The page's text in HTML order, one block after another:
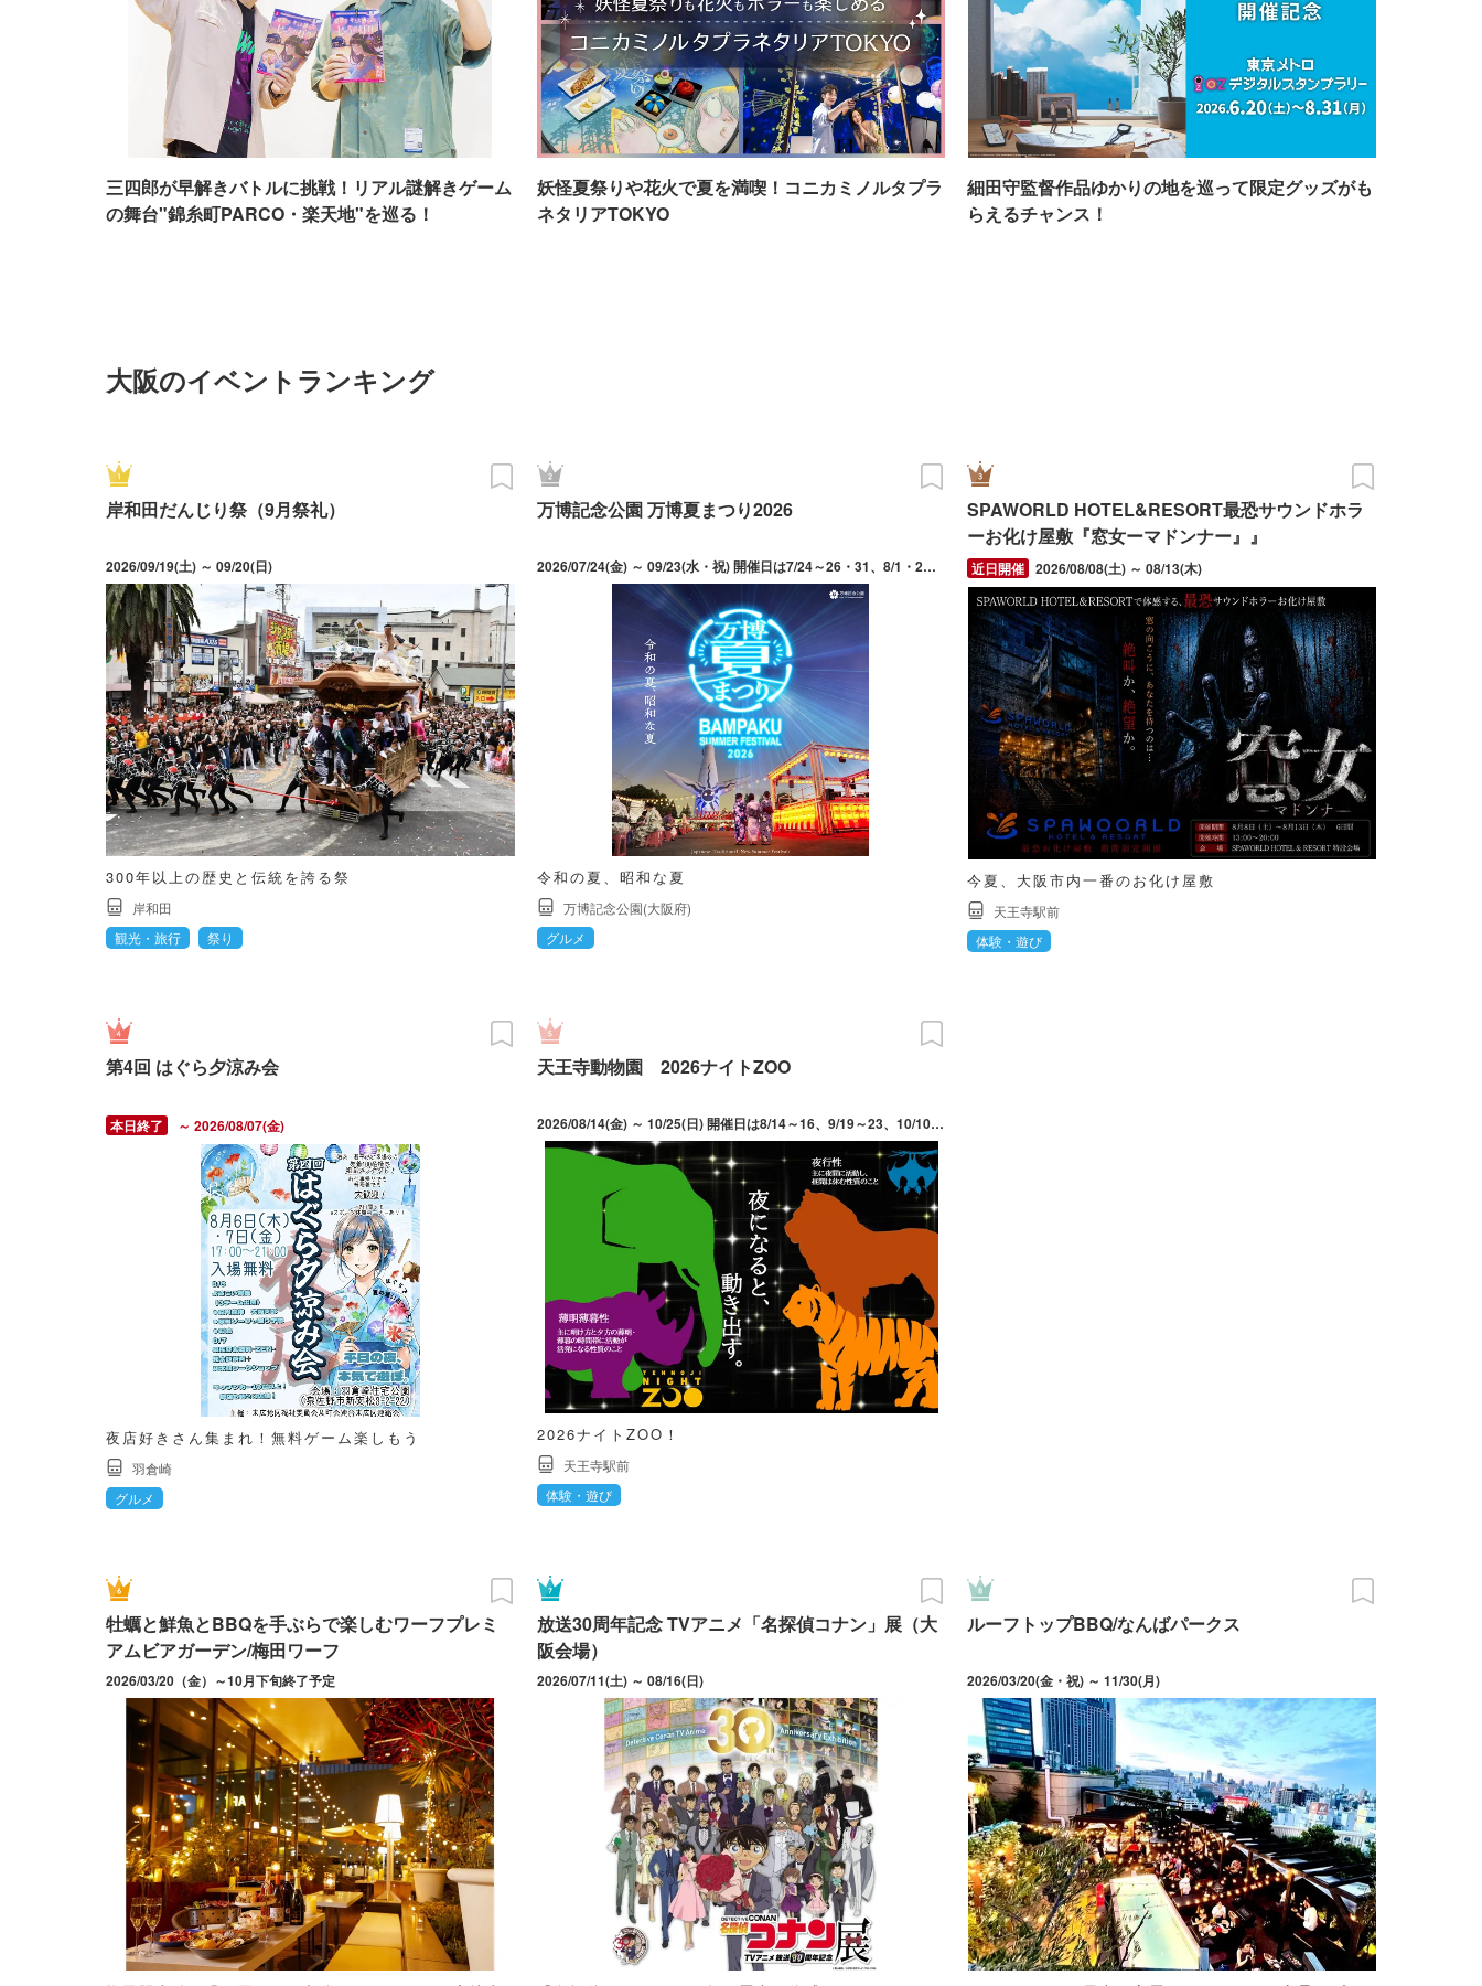
三四郎が早解きバトルに挑戦！リアル謎解きゲーム
の舞台"錦糸町PARCO・楽天地"を巡る！
妖怪夏祭りや花火で夏を満喫！コニカミノルタプラ
ネタリアTOKYO
細田守監督作品ゆかりの地を巡って限定グッズがも
らえるチャンス！
大阪のイベントランキング
岸和田だんじり祭（9月祭礼）
2026/09/19(土) ～ 09/20(日)
300年以上の歴史と伝統を誇る祭
岸和田
観光・旅行
祭り
万博記念公園 万博夏まつり2026
2026/07/24(金) ～ 09/23(水・祝) 開催日は7/24～26・31、8/1・2・7～10・21～23・28～30、9/4～6・11～13・19～23。最終入園21:30（中央口、日本庭園前ゲートのみ）。東口、西口ゲートからの入園は16:30まで。9/13のお祭り広場は「万博夜市 with ビアガーデン」の開催はなし（ライトアップや花火広場は楽しめる）。
令和の夏、昭和な夏
万博記念公園(大阪府)
グルメ
SPAWORLD HOTEL&RESORT最恐サウンドホラ
ーお化け屋敷『窓女ーマドンナー』』
2026/08/08(土) ～ 08/13(木)
今夏、大阪市内一番のお化け屋敷
天王寺駅前
体験・遊び
第4回 はぐら夕涼み会
～ 2026/08/07(金)
夜店好きさん集まれ！無料ゲーム楽しもう
羽倉崎
グルメ
天王寺動物園 2026ナイトZOO
2026/08/14(金) ～ 10/25(日) 開催日は8/14～16、9/19～23、10/10・11・17・18・23・25。最終入園19時30分。※17時頃からライトアップを行うため、ナイトZOOの雰囲気を味わえる。動物の体調管理等の都合上、開催日によって観覧時間が異なる施設あり。開催内容は天候や動物の体調等により変更、中止となる場合あり。
2026ナイトZOO！
天王寺駅前
体験・遊び
牡蠣と鮮魚とBBQを手ぶらで楽しむワーフプレミ
アムビアガーデン/梅田ワーフ
2026/03/20（金）～10月下旬終了予定
放送30周年記念 TVアニメ「名探偵コナン」展（大
阪会場）
2026/07/11(土) ～ 08/16(日)
ルーフトップBBQ/なんばパークス
2026/03/20(金・祝) ～ 11/30(月)